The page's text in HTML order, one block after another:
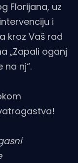
Florijana, uz
i
kroz Vaš rad
„Zapali oganj
nj“.